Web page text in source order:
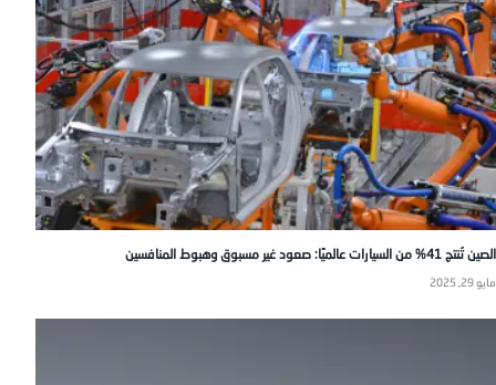
الصين تُنتج 41% من السيارات عالميًا: صعود غير مسبوق وهبوط المنافسين
مايو 29, 2025